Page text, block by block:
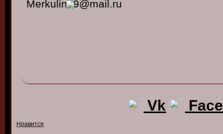
Vk
Нравится